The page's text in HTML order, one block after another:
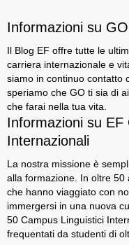
Informazioni su GO
Il Blog EF offre tutte le
carriera internazionale e
siamo in continuo contatto
speriamo che GO ti sia di
che farai nella tua vita.
Informazioni su EF
Internazionali
La nostra missione è
alla formazione. In oltre 50
che hanno viaggiato con
immergersi in una nuova
50 Campus Linguistici
frequentati da studenti di